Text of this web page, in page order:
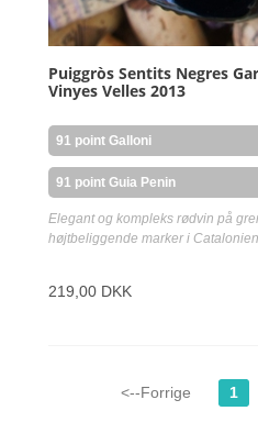
Puiggròs Sentits Negres
Vinyes Velles 2013
91 point Galloni
91 point Guia Penin
Elegant og kompleks rødvin på
højtbeliggende marker i
219,00 DKK
<--Forrige 1